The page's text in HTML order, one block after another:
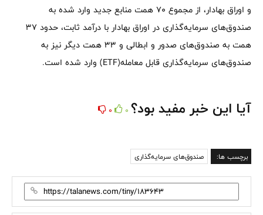
و اوراق بهادار، از مجموع ۷۰ همت منابع جدید وارد شده به
صندوق‌های سرمایه‌گذاری در اوراق بهادار با درآمد ثابت، حدود ۳۷
همت به صندوق‌های صدور و ابطالی و ۳۳ همت دیگر نیز به
صندوق‌های سرمایه‌گذاری قابل معامله(ETF) وارد شده است.
آیا این خبر مفید بود؟ 0
0
برچسب ها: صندوق‌های سرمایه‌گذاری